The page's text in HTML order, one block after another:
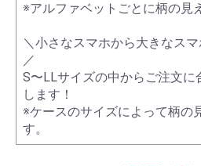
※アルファベットごとに柄の見
＼小さなスマホから大きなス
／
S〜LLサイズの中からご注文に
します！
※ケースのサイズによって柄の
す。